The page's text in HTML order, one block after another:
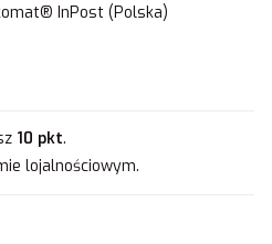
InPost (Polska)
10 pkt.
lojalnościowym.